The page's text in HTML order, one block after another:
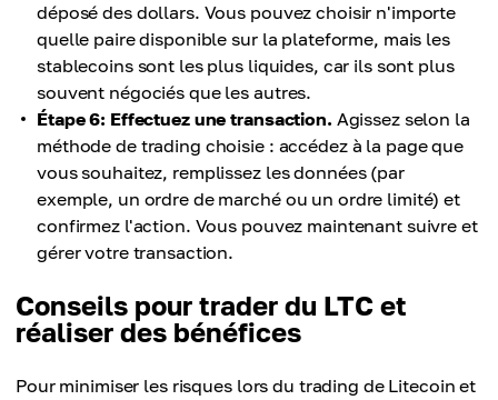
déposé des dollars. Vous pouvez choisir n'importe
quelle paire disponible sur la plateforme, mais les
stablecoins sont les plus liquides, car ils sont plus
souvent négociés que les autres.
Étape 6: Effectuez une transaction. Agissez selon la
méthode de trading choisie : accédez à la page que
vous souhaitez, remplissez les données (par
exemple, un ordre de marché ou un ordre limité) et
confirmez l'action. Vous pouvez maintenant suivre et
gérer votre transaction.
Conseils pour trader du LTC et
réaliser des bénéfices
Pour minimiser les risques lors du trading de Litecoin et